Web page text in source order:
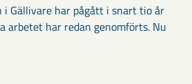
i Gällivare har pågått i snart tio år
arbetet har redan genomförts. Nu